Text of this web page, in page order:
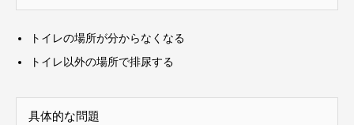
トイレの場所が分からなくなる
トイレ以外の場所で排尿する
具体的な問題